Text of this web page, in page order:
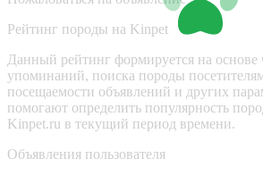
Рейтинг породы на Kinpet
Данный рейтинг формируется на основе
упоминаний, поиска породы
посещаемости объявлений и других
помогают определить популярность
Kinpet.ru в текущий период времени.
Объявления пользователя